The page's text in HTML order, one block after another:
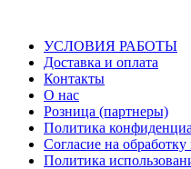
УСЛОВИЯ РАБОТЫ
Доставка и оплата
Контакты
О наc
Розница (партнеры)
Политика
Согласие на
Политика